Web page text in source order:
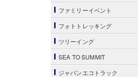
ファミリーイベント
フォトトレッキング
ツリーイング
SEA TO SUMMIT
ジャパンエコトラック